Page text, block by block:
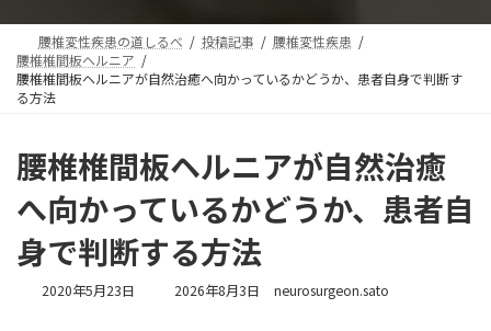
腰椎変性疾患の道しるべ 投稿記事
腰椎変性疾患
腰椎椎間板ヘルニア
腰椎椎間板ヘルニアが自然治癒へ向かっているかどうか、患者自身で判断す
る方法
腰椎椎間板ヘルニアが自然治癒
へ向かっているかどうか、患者自
身で判断する方法
2020年5月23日
最
2026年8月3日 neurosurgeon.sato